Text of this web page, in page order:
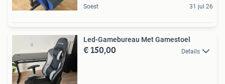
Soest 31 jul 26
Led-Gamebureau Met Gamestoel
€ 150,00 Details